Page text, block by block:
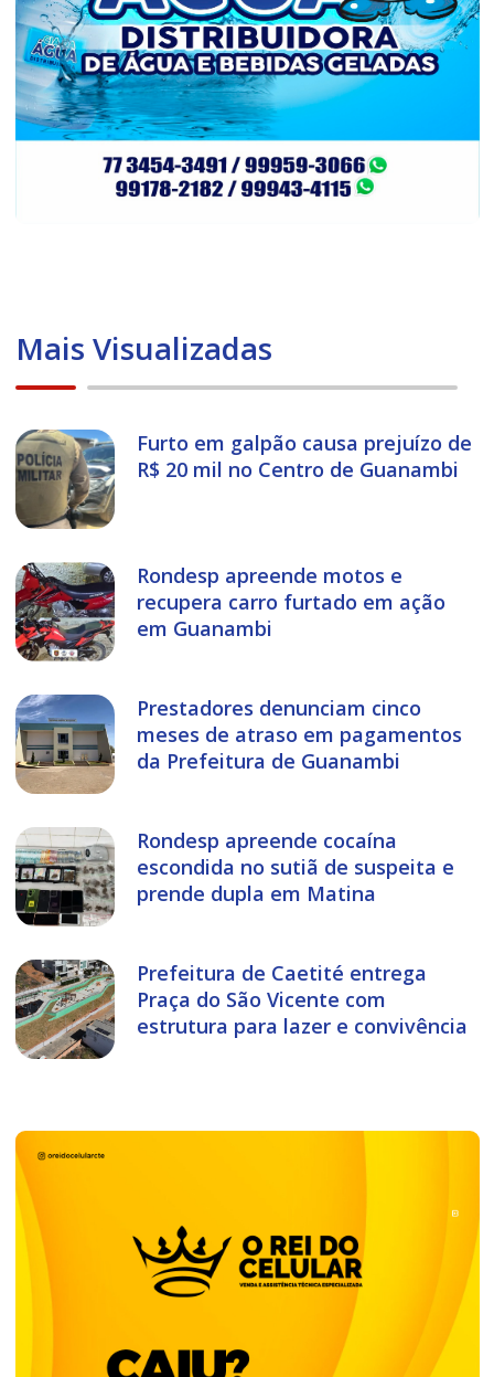
Mais Visualizadas
Furto em galpão causa prejuízo de
R$ 20 mil no Centro de Guanambi
Rondesp apreende motos e
recupera carro furtado em ação
em Guanambi
Prestadores denunciam cinco
meses de atraso em pagamentos
da Prefeitura de Guanambi
Rondesp apreende cocaína
escondida no sutiã de suspeita e
prende dupla em Matina
Prefeitura de Caetité entrega
Praça do São Vicente com
estrutura para lazer e convivência